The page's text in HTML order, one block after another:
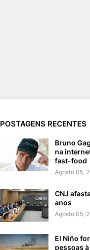
POSTAGENS RECENTES
Bruno
na
fast-food
Agosto 05,
CNJ
anos
Agosto 05,
El Niño
pessoas